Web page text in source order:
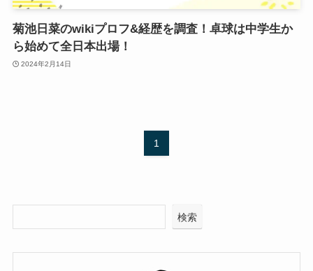
菊池日菜のwikiプロフ&経歴を調査！卓球は中学生か
ら始めて全日本出場！
2024年2月14日
1
検索